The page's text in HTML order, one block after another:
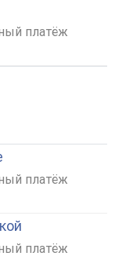
платёж
платёж
платёж